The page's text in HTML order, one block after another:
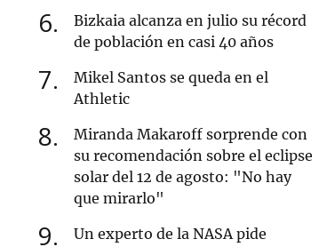
6
Bizkaia alcanza en julio su récord
de población en casi 40 años
7
Mikel Santos se queda en el
Athletic
8
Miranda Makaroff sorprende con
su recomendación sobre el eclipse
solar del 12 de agosto: "No hay
que mirarlo"
9
Un experto de la NASA pide